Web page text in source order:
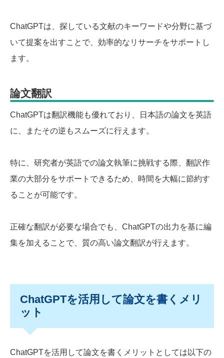
ChatGPTは、探している文献のキーワードや分野に基づ
いて提案を出すことで、効率的なリサーチをサポートし
ます。
論文翻訳
ChatGPTは翻訳機能も優れており、日本語の論文を英語
に、またその逆もスムーズに行えます。
特に、研究者が英語での論文執筆に挑戦する際、翻訳作
業の大部分をサポートできるため、時間を大幅に節約す
ることが可能です。
正確な翻訳が必要な場合でも、ChatGPTの出力を基に編
集を加えることで、質の高い論文翻訳が行えます。
ChatGPTを活用して論文を書くメリ
ット
ChatGPTを活用して論文を書くメリットとしては以下の